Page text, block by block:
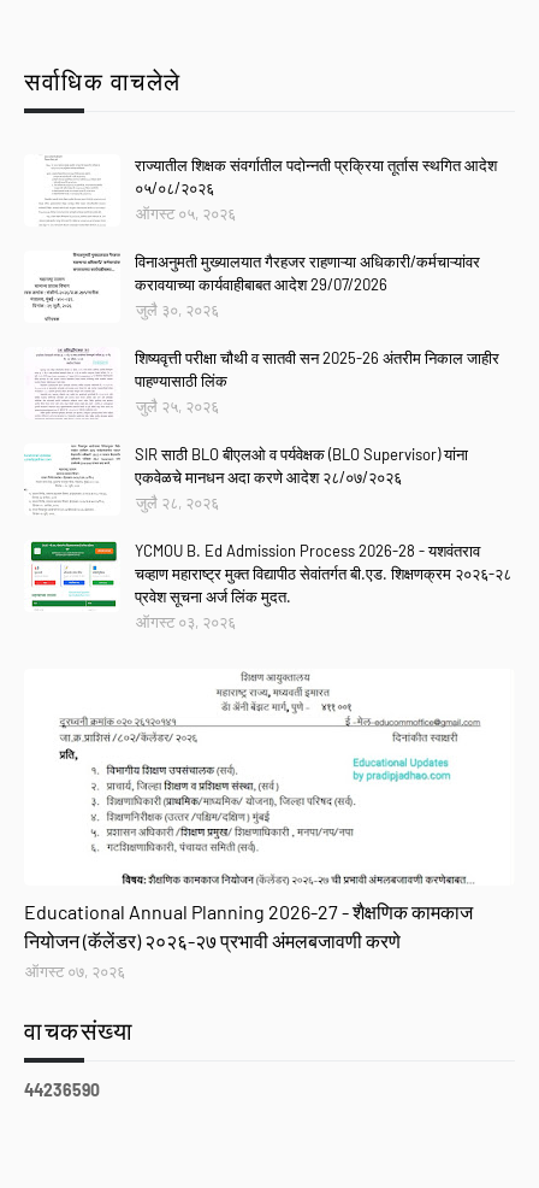
सर्वाधिक वाचलेले
राज्यातील शिक्षक संवर्गातील पदोन्नती प्रक्रिया तूर्तास स्थगित आदेश
०५/०८/२०२६
ऑगस्ट ०५, २०२६
विनाअनुमती मुख्यालयात गैरहजर राहणाऱ्या अधिकारी/कर्मचाऱ्यांवर
करावयाच्या कार्यवाहीबाबत आदेश 29/07/2026
जुलै ३०, २०२६
शिष्यवृत्ती परीक्षा चौथी व सातवी सन 2025-26 अंतरीम निकाल जाहीर
पाहण्यासाठी लिंक
जुलै २५, २०२६
SIR साठी BLO बीएलओ व पर्यवेक्षक (BLO Supervisor) यांना
एकवेळचे मानधन अदा करणे आदेश २८/०७/२०२६
जुलै २८, २०२६
YCMOU B. Ed Admission Process 2026-28 - यशवंतराव
चव्हाण महाराष्ट्र मुक्त विद्यापीठ सेवांतर्गत बी.एड. शिक्षणक्रम २०२६-२८
प्रवेश सूचना अर्ज लिंक मुदत.
ऑगस्ट ०३, २०२६
Educational Annual Planning 2026-27 - शैक्षणिक कामकाज
नियोजन (कॅलेंडर) २०२६-२७ प्रभावी अंमलबजावणी करणे
ऑगस्ट ०७, २०२६
वाचकसंख्या
44236590